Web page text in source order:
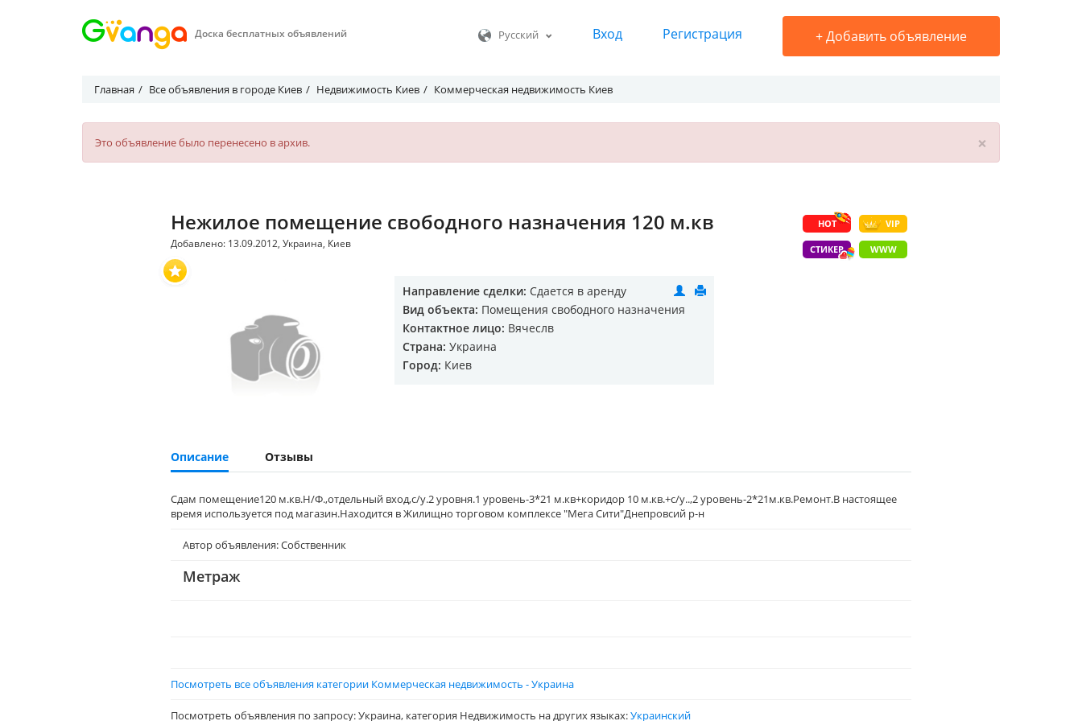
Доска бесплатных объявлений Русский Вход Регистрация +Добавить объявление
Главная Все объявления в городе Киев Недвижимость Киев Коммерческая недвижимость Киев
×
Это объявление было перенесено в архив.
HOT VIP
СТИКЕР WWW
Нежилое помещение свободного назначения 120 м.кв
Добавлено: 13.09.2012, Украина, Киев
Направление сделки: Сдается в аренду
Вид объекта: Помещения свободного назначения
Контактное лицо: Вячеслв
Страна: Украина
Город: Киев
Описание Отзывы
Сдам помещение120 м.кв.Н/Ф.,отдельный вход,с/у.2 уровня.1 уровень-3*21 м.кв+коридор 10 м.кв.+с/у..,2 уровень-2*21м.кв.Ремонт.В настоящее
время используется под магазин.Находится в Жилищно торговом комплексе "Мега Сити"Днепровсий р-н
Автор объявления: Собственник
Метраж
Посмотреть все объявления категории Коммерческая недвижимость - Украина
Посмотреть объявления по запросу: Украина, категория Недвижимость на других языках:Украинский